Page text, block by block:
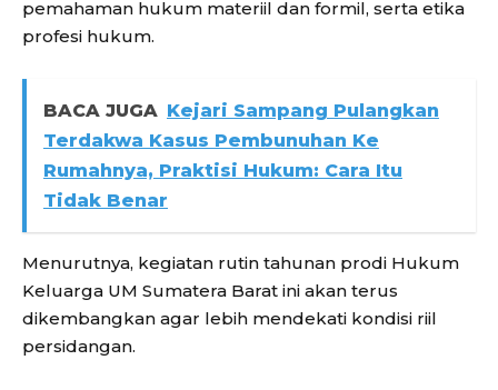
pemahaman hukum materiil dan formil, serta etika
profesi hukum.
BACA JUGA Kejari Sampang Pulangkan
Terdakwa Kasus Pembunuhan Ke
Rumahnya, Praktisi Hukum: Cara Itu
Tidak Benar
Menurutnya, kegiatan rutin tahunan prodi Hukum
Keluarga UM Sumatera Barat ini akan terus
dikembangkan agar lebih mendekati kondisi riil
persidangan.